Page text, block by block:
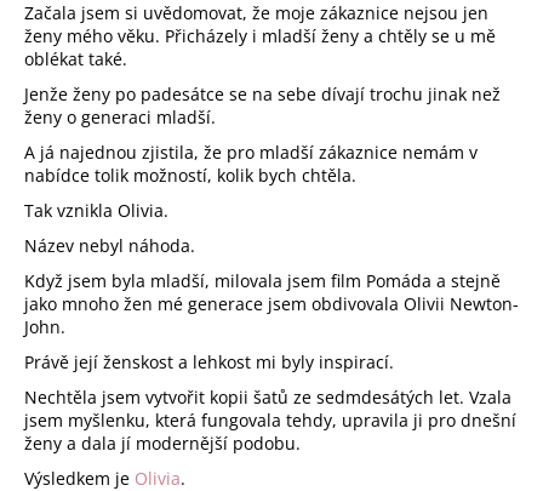
Začala jsem si uvědomovat, že moje zákaznice nejsou jen
ženy mého věku. Přicházely i mladší ženy a chtěly se u mě
oblékat také.
Jenže ženy po padesátce se na sebe dívají trochu jinak než
ženy o generaci mladší.
A já najednou zjistila, že pro mladší zákaznice nemám v
nabídce tolik možností, kolik bych chtěla.
Tak vznikla Olivia.
Název nebyl náhoda.
Když jsem byla mladší, milovala jsem film Pomáda a stejně
jako mnoho žen mé generace jsem obdivovala Olivii Newton-
John.
Právě její ženskost a lehkost mi byly inspirací.
Nechtěla jsem vytvořit kopii šatů ze sedmdesátých let. Vzala
jsem myšlenku, která fungovala tehdy, upravila ji pro dnešní
ženy a dala jí modernější podobu.
Výsledkem je Olivia.